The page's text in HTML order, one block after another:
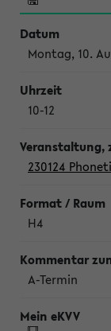
Montag, 10.
10-12
230124
H4
A-Termin